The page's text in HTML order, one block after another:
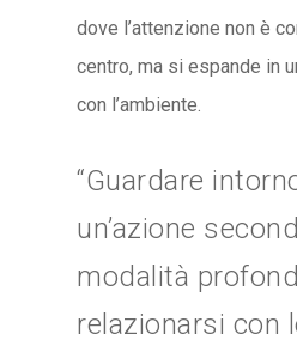
dove l’attenzione non è
centro, ma si espande in
con l’ambiente.
“Guardare
un’azione
modalità
relazionarsi con